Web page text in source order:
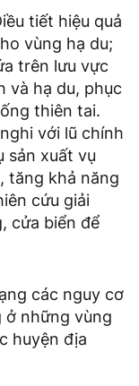
tiết hiệu quả
vùng hạ du;
trên lưu vực
và hạ du, phục
thiên tai.
với lũ chính
sản xuất vụ
tăng khả năng
cứu giải
cửa biển để
các nguy cơ
ở những vùng
huyện địa